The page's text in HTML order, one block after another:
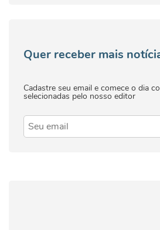
Quer receber mais
Cadastre seu email e comece o dia
selecionadas pelo nosso editor